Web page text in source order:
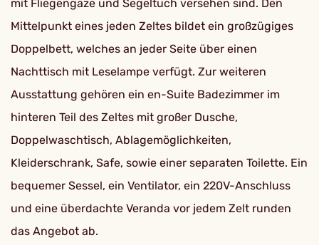
mit Fliegengaze und Segeltuch versehen sind. Den
Mittelpunkt eines jeden Zeltes bildet ein großzügiges
Doppelbett, welches an jeder Seite über einen
Nachttisch mit Leselampe verfügt. Zur weiteren
Ausstattung gehören ein en-Suite Badezimmer im
hinteren Teil des Zeltes mit großer Dusche,
Doppelwaschtisch, Ablagemöglichkeiten,
Kleiderschrank, Safe, sowie einer separaten Toilette. Ein
bequemer Sessel, ein Ventilator, ein 220V-Anschluss
und eine überdachte Veranda vor jedem Zelt runden
das Angebot ab.